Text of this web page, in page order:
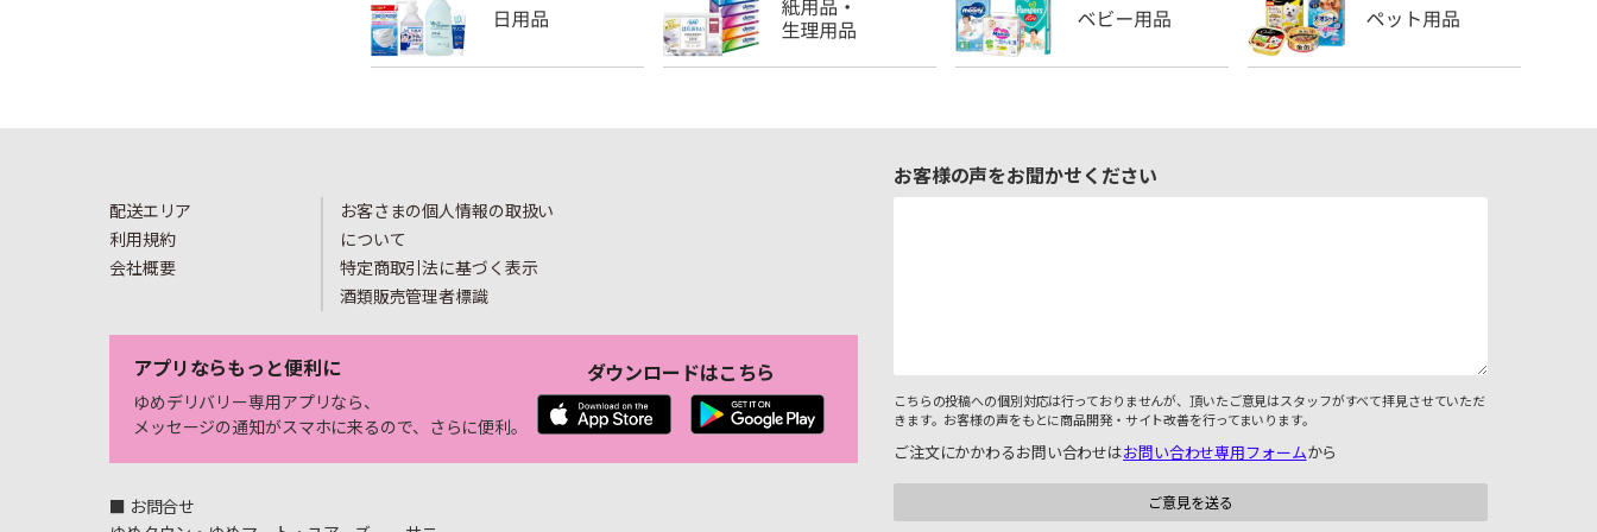
配送エリア
利用規約
会社概要
お客さまの個人情報の取扱い
について
特定商取引法に基づく表示
酒類販売管理者標識
アプリならもっと便利に
ゆめデリバリー専用アプリなら、
メッセージの通知がスマホに来るので、さらに便利。
ダウンロードはこちら
■ お問合せ
お客様の声をお聞かせください
こちらの投稿への個別対応は行っておりませんが、頂いたご意見はスタッフがすべて拝見させていただ
きます。お客様の声をもとに商品開発・サイト改善を行ってまいります。
ご注文にかかわるお問い合わせはお問い合わせ専用フォームから